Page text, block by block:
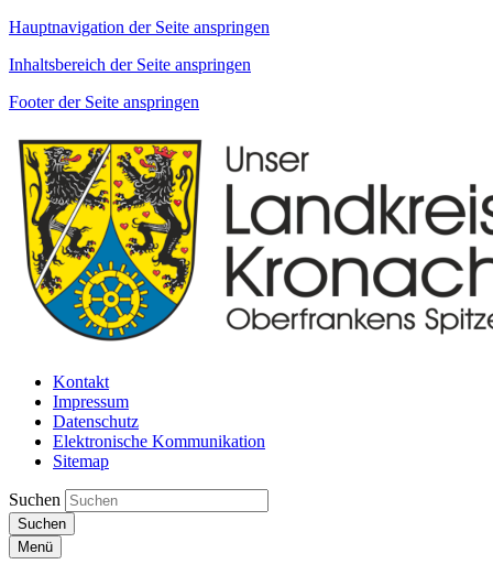
Hauptnavigation der Seite anspringen
Inhaltsbereich der Seite anspringen
Footer der Seite anspringen
Kontakt
Impressum
Datenschutz
Elektronische Kommunikation
Sitemap
Suchen
Suchen
Menü